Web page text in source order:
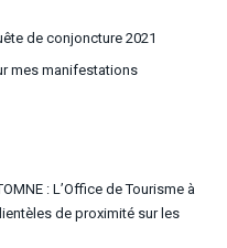
de conjoncture 2021
mes manifestations
: L’Office de Tourisme à
de proximité sur les